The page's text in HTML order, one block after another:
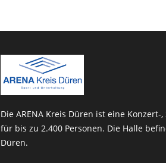
Die ARENA Kreis Düren ist eine
für bis zu 2.400 Personen. Die Halle
Düren.